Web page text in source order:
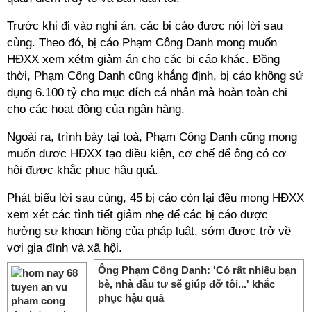
Trước khi đi vào nghị án, các bị cáo được nói lời sau
cùng. Theo đó, bị cáo Phạm Công Danh mong muốn
HĐXX xem xétm giảm án cho các bị cáo khác. Đồng
thời, Phạm Công Danh cũng khẳng định, bị cáo không sử
dụng 6.100 tỷ cho mục đích cá nhân mà hoàn toàn chi
cho các hoạt động của ngân hàng.
Ngoài ra, trình bày tại toà, Phạm Công Danh cũng mong
muốn đươc HĐXX tạo điều kiện, cơ chế để ông có cơ
hội được khắc phục hậu quả.
Phát biểu lời sau cùng, 45 bị cáo còn lại đều mong HĐXX
xem xét các tình tiết giảm nhẹ để các bị cáo được
hưởng sự khoan hồng của pháp luật, sớm được trở về
vơi gia đình và xã hội.
Ông Phạm Công Danh: 'Có rất nhiều bạn
bè, nhà đầu tư sẽ giúp đỡ tôi...' khắc
phục hậu quả